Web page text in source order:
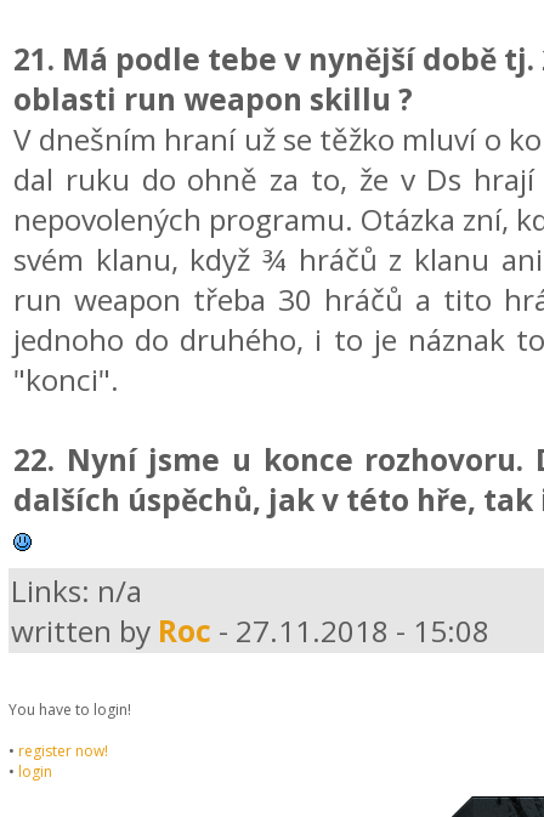
21. Má podle tebe v nynější době
oblasti run weapon skillu ?
V dnešním hraní už se těžko mluví o
dal ruku do ohně za to, že v Ds
nepovolených programu. Otázka zní,
svém klanu, když ¾ hráčů z klanu
run weapon třeba 30 hráčů a tito
jednoho do druhého, i to je náznak
"konci".
22. Nyní jsme u konce
dalších úspěchů, jak v této hře, tak
Links: n/a
written by Roc - 27.11.2018 - 15:08
You have to login!
• register now!
• login